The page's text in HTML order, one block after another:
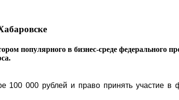
популярного в бизнес-среде федерального
000 рублей и право принять участие в